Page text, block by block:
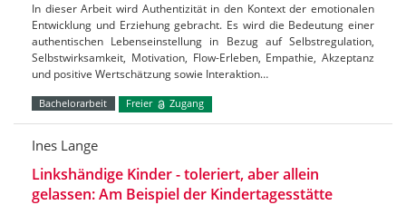
In dieser Arbeit wird Authentizität in den Kontext der emotionalen
Entwicklung und Erziehung gebracht. Es wird die Bedeutung einer
authentischen Lebenseinstellung in Bezug auf Selbstregulation,
Selbstwirksamkeit, Motivation, Flow-Erleben, Empathie, Akzeptanz
und positive Wertschätzung sowie Interaktion…
Bachelorarbeit Freier Zugang
Ines Lange
Linkshändige Kinder - toleriert, aber allein
gelassen: Am Beispiel der Kindertagesstätte